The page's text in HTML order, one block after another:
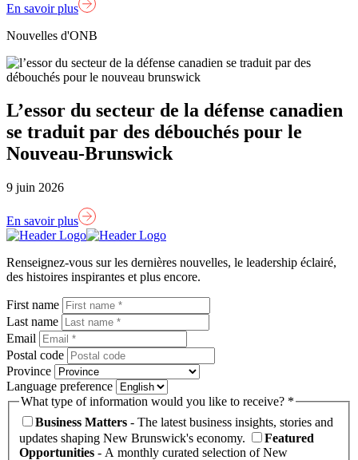
En savoir plus
Nouvelles d'ONB
L’essor du secteur de la défense canadien
se traduit par des débouchés pour le
Nouveau-Brunswick
9 juin 2026
En savoir plus
Lien
d'accueil
Renseignez-vous sur les dernières nouvelles, le leadership éclairé,
des histoires inspirantes et plus encore.
First name
Last name
Email
Postal code
Province
Language preference
What type of information would you like to receive? *
Business Matters - The latest business insights, stories and
updates shaping New Brunswick's economy.
Featured
Opportunities - A monthly curated selection of New